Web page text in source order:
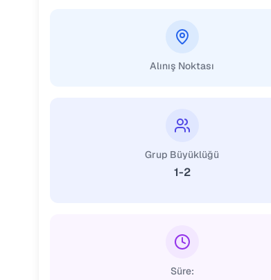
Alınış Noktası
Grup Büyüklüğü
1-2
Süre: